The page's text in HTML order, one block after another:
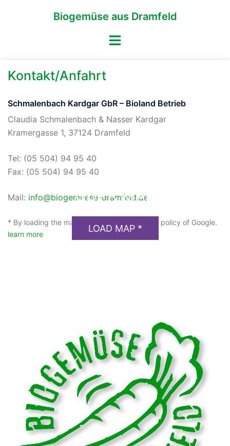
Biogemüse aus Dramfeld
Menü
Kontakt/Anfahrt
Schmalenbach Kardgar GbR – Bioland Betrieb
Claudia Schmalenbach & Nasser Kardgar
Kramergasse 1, 37124 Dramfeld
Tel: (05 504) 94 95 40
Fax: (05 504) 94 95 40
Mail: info@biogemuese-dramfeld.de
GDPR MAP
LOAD MAP *
* By loading the map you accept the privacy policy of Google.
learn more